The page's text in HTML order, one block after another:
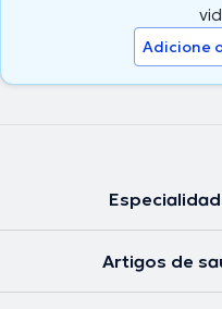
Adicione
Artigos de